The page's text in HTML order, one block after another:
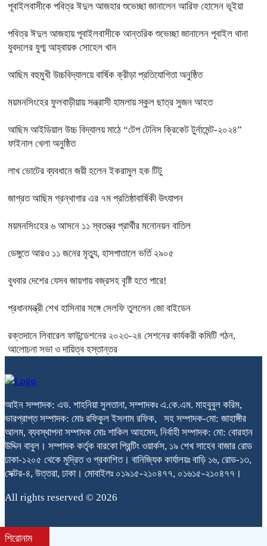
পূবাইলবাসীকে পবিত্র ঈদুল আজহার শুভেচ্ছা জানালেন আরিফ হোসেন ভূইয়া
পবিত্র ঈদুল আজহায় পূবাইলবাসীকে আন্তরিক শুভেচ্ছা জানালেন পূবাইল থানা
যুবদলের যুগ্ম আহ্বায়ক সোহেল খান
আছিম বহুমুখী উচ্চবিদ্যালয়ে বার্ষিক ক্রীড়া প্রতিযোগিতা অনুষ্ঠিত
ময়মনসিংহের ফুলবাড়ীয়ায় সন্ত্রাসী হামলায় স্কুল ছাত্র সুজন আহত
আছিম আইডিয়াল উচ্চ বিদ্যালয় মাঠে “টেপ টেনিস ক্রিকেট টুর্নামেন্ট-২০২৪”
ফাইনাল খেলা অনুষ্ঠিত
লাখ ভোটের ব্যবধানে জয়ী হলেন ইকরামুল হক টিটু
জাগ্রত আছিম গ্রন্থাগার এর ৭ম প্রতিষ্ঠাবার্ষিকী উৎযাপন
ময়মনসিংহের ৬ আসনে ১১ স্বতন্ত্র প্রার্থীর মনোনয়ন বাতিল
ডেঙ্গুতে আরও ১১ জনের মৃত্যু, হাসপাতালে ভর্তি ২৯০৫
বুধবার দেশের যেসব জায়গায় বজ্রসহ বৃষ্টি হতে পারে!
প্রধানমন্ত্রী শেখ হাসিনার সঙ্গে সেলফি তুললেন জো বাইডেন
রক্তদানে লিবারেল ফাউন্ডেশনের ২০২৩-২৪ সেশনের কার্যকরী কমিটি গঠন,
আলোচনা সভা ও দায়িত্ব হস্তান্তর
আইন সম্পাদক: এড. শাহনিয়া সুলতানা, সম্পাদকঃ এ.কে.এম. মাহবুবুল করিম,
ভারপ্রাপ্ত সম্পাদক: মোঃ রফিকুল ইসলাম রফিক, সহ সম্পাদক-মো: জাহাঙ্গীর
আলম, ব্যবস্থাপনা সম্পাদক মোঃ শাকিল আহমেদ, নির্বাহী সম্পাদক: মো: বোরহান
উদ্দিন বাবুল। সম্পাদক কর্তৃক বারকো প্রিন্টিং ওয়ার্কস, ১৯ শেখ সাহেব বাজার রোড
ঢাকা-১২০৫ থেকে মুদ্রিত ও প্রকাশিত। বানিজ্যিক কার্যালয়ঃ বাড়ি ১৬, রোড-১৩,
সেক্টর-৪, উত্তরা, ঢাকা। মোবাইলঃ ০১৯১৫-২১০৪৭৭, ০১৬১৫-২১০৪৭৭।
All rights reserved © 2026
শিরোনাম
bdit.com.bd